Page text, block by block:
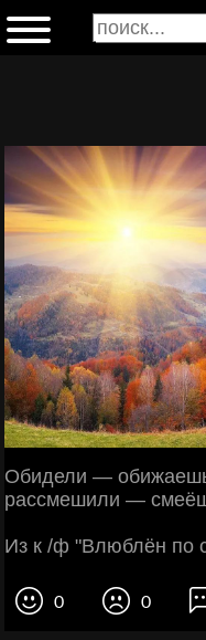
Обидели —
рассмешили —
Из к /ф "Влюблён по
0 0